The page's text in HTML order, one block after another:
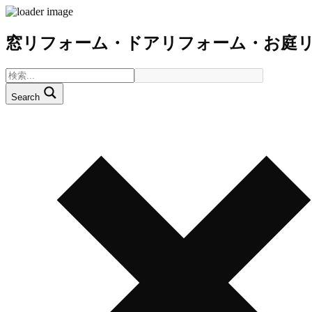
窓リフォーム・ドアリフォーム・お庭
Search